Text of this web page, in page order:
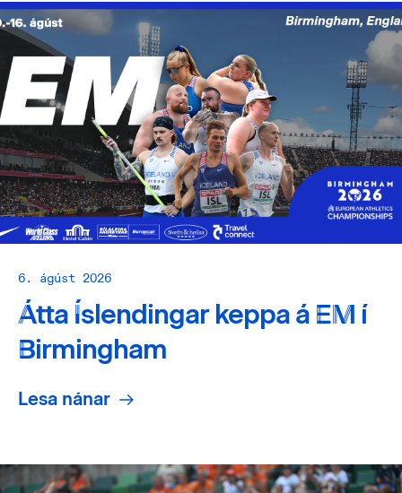
6. ágúst 2026
Átta Íslendingar keppa á EM í
Birmingham
Lesa nánar